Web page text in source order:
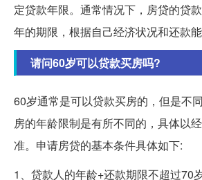
定贷款年限。通常情况下，房贷的贷
年的期限，根据自己经济状况和还款能
请问60岁可以贷款买房吗?
60岁通常是可以贷款买房的，但是不
房的年龄限制是有所不同的，具体以
准。申请房贷的基本条件具体如下:
1、贷款人的年龄+还款期限不超过70岁